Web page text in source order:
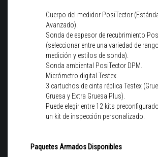
Cuerpo del medidor PosiTector
Avanzado).
Sonda de espesor de recubrimiento
(seleccionar entre una variedad de
medición y estilos de sonda).
Sonda ambiental PosiTector DPM.
Micrómetro digital Testex.
3 cartuchos de cinta réplica Testex
Gruesa y Extra Gruesa Plus).
Puede elegir entre 12 kits
un kit de inspección personalizado.
Paquetes Armados Disponibles